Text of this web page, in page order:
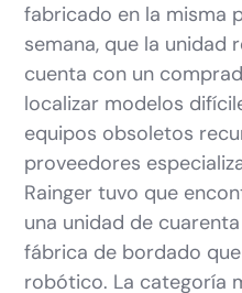
fabricado en la misma
semana, que la unidad
cuenta con un
localizar modelos
equipos obsoletos
proveedores
Rainger tuvo que
una unidad de
fábrica de bordado
robótico. La categoría